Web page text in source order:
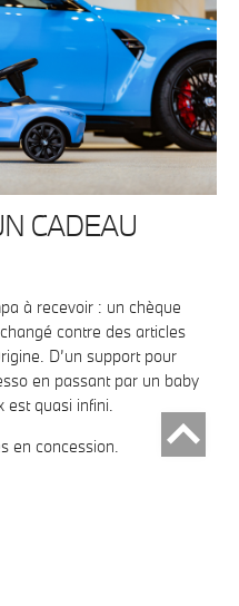
CADEAU
à recevoir : un chèque
contre des articles
D’un support pour
en passant par un baby
est quasi infini.
en concession.